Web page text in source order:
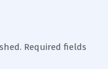
Required fields